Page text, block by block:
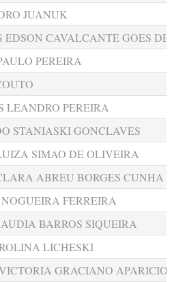
JUANUK
EDSON CAVALCANTE GOES DE
PEREIRA
LEANDRO PEREIRA
STANIASKI GONCLAVES
SIMAO DE OLIVEIRA
ABREU BORGES CUNHA
FERREIRA
BARROS SIQUEIRA
LICHESKI
GRACIANO APARICIO